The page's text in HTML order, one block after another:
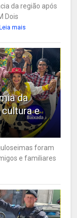
da região após
Dois
mais
da
e
foram
e familiares